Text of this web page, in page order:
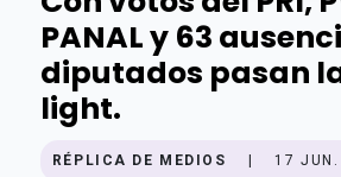
PANAL y 63
diputados pasan
light.
RÉPLICA DE MEDIOS 17